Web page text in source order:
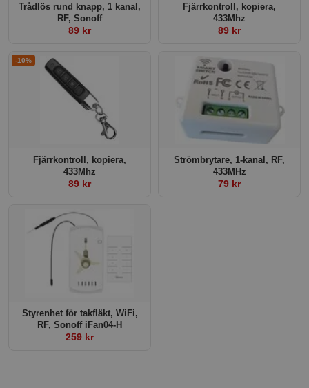
Trådlös rund knapp, 1 kanal,
RF, Sonoff
89 kr
Fjärrkontroll, kopiera,
433Mhz
89 kr
-10%
Fjärrkontroll, kopiera,
433Mhz
89 kr
Strömbrytare, 1-kanal, RF,
433MHz
79 kr
Styrenhet för takfläkt, WiFi,
RF, Sonoff iFan04-H
259 kr